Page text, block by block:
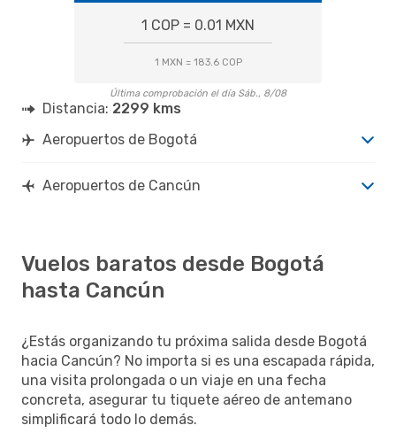
1 COP = 0.01 MXN
1 MXN = 183.6 COP
Última comprobación el día Sáb., 8/08
Distancia: 2299 kms
Aeropuertos de Bogotá
Aeropuertos de Cancún
Vuelos baratos desde Bogotá
hasta Cancún
¿Estás organizando tu próxima salida desde Bogotá
hacia Cancún? No importa si es una escapada rápida,
una visita prolongada o un viaje en una fecha
concreta, asegurar tu tiquete aéreo de antemano
simplificará todo lo demás.